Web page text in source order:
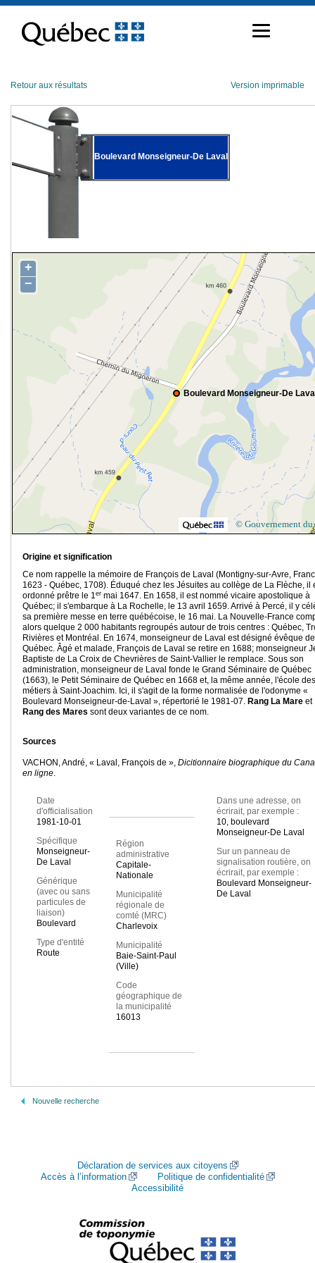
contenu
Retour aux résultats Version imprimable
Boulevard Monseigneur-De Laval
Boulevard Monseigneur-De
+
−
© Gouvernement du
Origine et signification
Ce nom rappelle la mémoire de François de Laval (Montigny-sur-Avre,
1623 - Québec, 1708). Éduqué chez les Jésuites au collège de La Flèche, il
ordonné prêtre le 1er mai 1647. En 1658, il est nommé vicaire apostolique à
Québec; il s'embarque à La Rochelle, le 13 avril 1659. Arrivé à Percé, il y
sa première messe en terre québécoise, le 16 mai. La Nouvelle-France
alors quelque 2 000 habitants regroupés autour de trois centres : Québec,
Rivières et Montréal. En 1674, monseigneur de Laval est désigné évêque de
Québec. Âgé et malade, François de Laval se retire en 1688; monseigneur
Baptiste de La Croix de Chevrières de Saint-Vallier le remplace. Sous son
administration, monseigneur de Laval fonde le Grand Séminaire de Québec
(1663), le Petit Séminaire de Québec en 1668 et, la même année, l'école des
métiers à Saint-Joachim. Ici, il s'agit de la forme normalisée de l'odonyme «
Boulevard Monseigneur-de-Laval », répertorié le 1981-07. Rang La Mare et
Rang des Mares sont deux variantes de ce nom.
Sources
VACHON, André, « Laval, François de », Dicitionnaire biographique du
en ligne.
Date
d'officialisation
1981-10-01
Spécifique
Monseigneur-
De Laval
Générique
(avec ou sans
particules de
liaison)
Boulevard
Type d'entité
Route
Région
administrative
Capitale-
Nationale
Municipalité
régionale de
comté (MRC)
Charlevoix
Municipalité
Baie-Saint-Paul
(Ville)
Code
géographique de
la municipalité
16013
Dans une adresse, on
écrirait, par exemple :
10, boulevard
Monseigneur-De Laval
Sur un panneau de
signalisation routière, on
écrirait, par exemple :
Boulevard Monseigneur-
De Laval
Nouvelle recherche
Déclaration de services aux citoyens
Accès à l’information
Politique de confidentialité
Accessibilité